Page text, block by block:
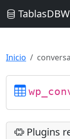
Inicio
Plugins